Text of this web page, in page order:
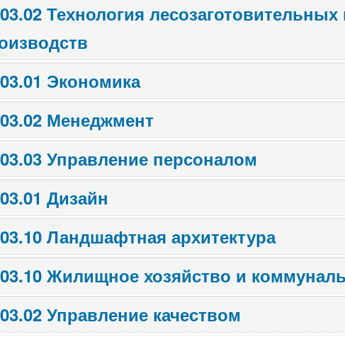
Технология
Экономика
Менеджмент
Управление персоналом
Дизайн
Ландшафтная архитектура
Жилищное хозяйство и
Управление качеством